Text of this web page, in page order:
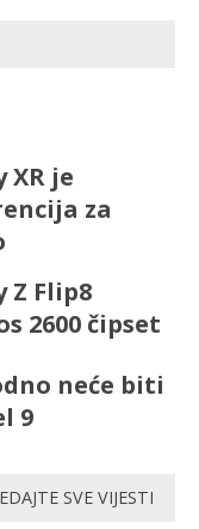
XR je
za
Z Flip8
2600 čipset
neće biti
9
SVE VIJESTI